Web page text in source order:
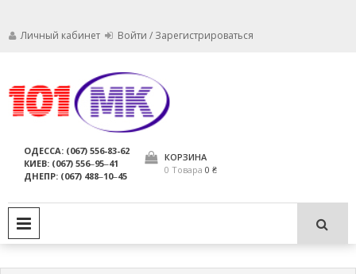
Личный кабинет Войти / Зарегистрироваться
компания МАРКО
пригодны для использования по
назначению.
ОДЕССА: (067) 556-83-62
КИЕВ: (067) 556‒95‒41
ДНЕПР: (067) 488‒10‒45
КОРЗИНА
0 Товара 0 ₴